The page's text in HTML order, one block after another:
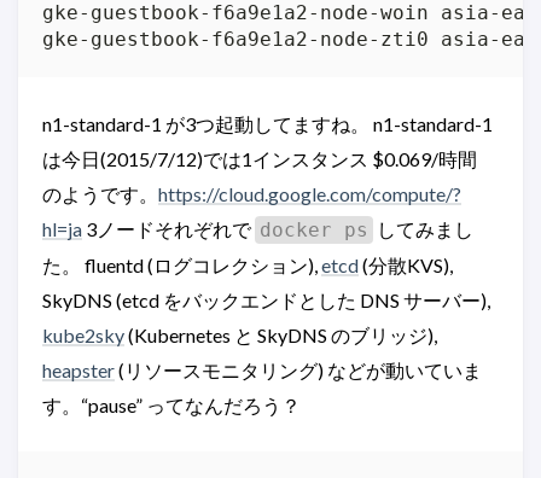
gke-guestbook-f6a9e1a2-node-woin asia-
gke-guestbook-f6a9e1a2-node-zti0 asia-
n1-standard-1 が3つ起動してますね。 n1-standard-1
は今日(2015/7/12)では1インスタンス $0.069/時間
のようです。 https://cloud.google.com/compute/?
hl=ja 3ノードそれぞれで docker ps
してみまし
た。 fluentd (ログコレクション),etcd(分散KVS),
SkyDNS (etcd をバックエンドとした DNS サーバー),
kube2sky(Kubernetes と SkyDNS のブリッジ),
heapster(リソースモニタリング) などが動いていま
す。“pause” ってなんだろう？